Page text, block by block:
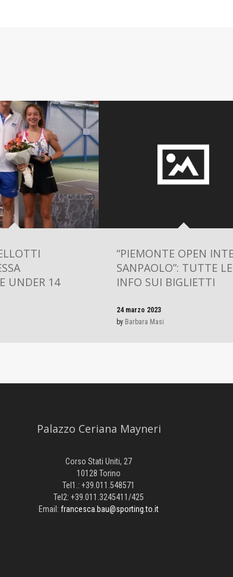
UNDER 14
“PIEMONTE OPEN
SANPAOLO”: TUTTE LE
INFO SUI BIGLIETTI
24 marzo 2023
by Barbara Masi
Palazzo Ceriana Mayneri
Corso Stati Uniti, 27
10128 Torino
Tel1.: +39.011.548571
Tel2: +39.011.3245411/425
Email: francesca.bau@sporting.to.it